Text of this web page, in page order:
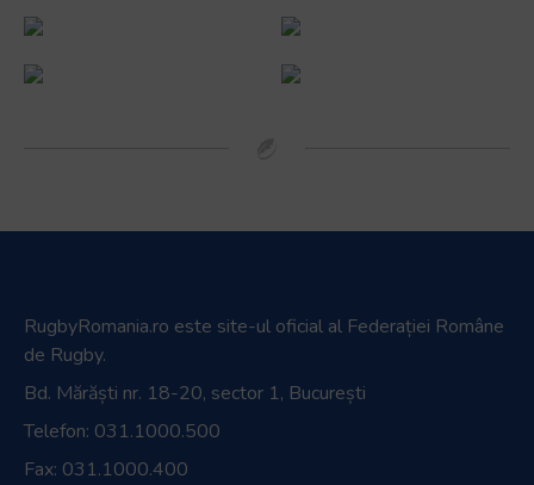
RugbyRomania.ro este site-ul oficial al Federației Române
de Rugby.
Bd. Mărăști nr. 18-20, sector 1, București
Telefon: 031.1000.500
Fax: 031.1000.400